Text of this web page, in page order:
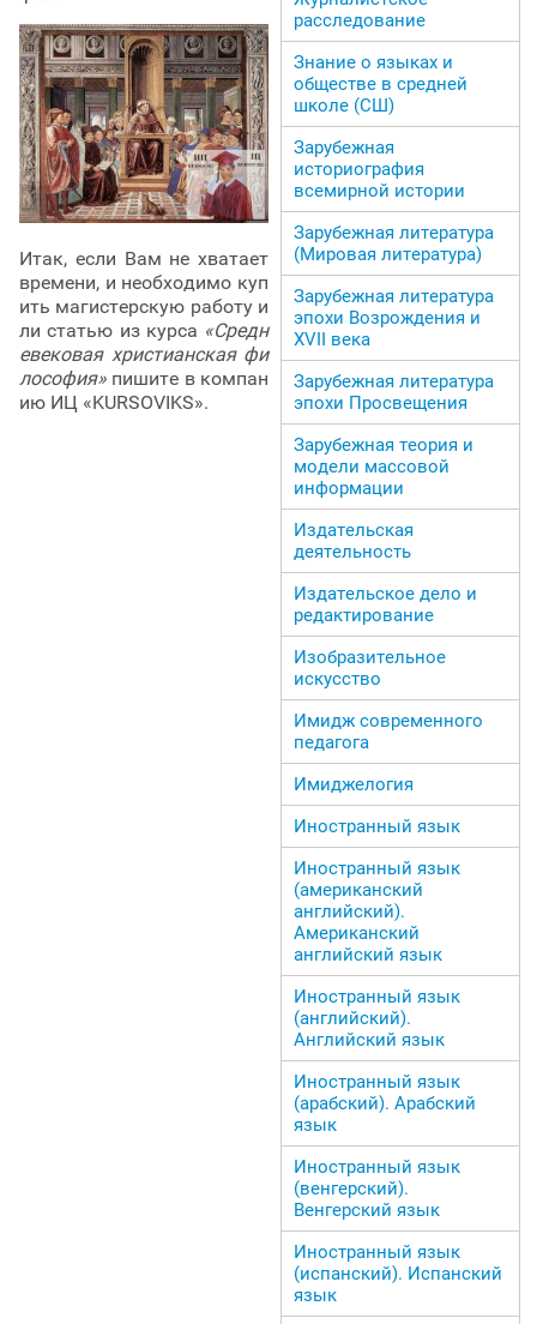
Итак, если Вам не хватает
времени, и необходимо куп
ить магистерскую работу и
ли статью из курса «Средн
евековая христианская фи
лософия» пишите в компан
ию ИЦ «KURSOVIKS».
расследование
Знание о языках и
обществе в средней
школе (СШ)
Зарубежная
историография
всемирной истории
Зарубежная литература
(Мировая литература)
Зарубежная литература
эпохи Возрождения и
ХVII века
Зарубежная литература
эпохи Просвещения
Зарубежная теория и
модели массовой
информации
Издательская
деятельность
Издательское дело и
редактирование
Изобразительное
искусство
Имидж современного
педагога
Имиджелогия
Иностранный язык
Иностранный язык
(американский
английский).
Американский
английский язык
Иностранный язык
(английский).
Английский язык
Иностранный язык
(арабский). Арабский
язык
Иностранный язык
(венгерский).
Венгерский язык
Иностранный язык
(испанский). Испанский
язык